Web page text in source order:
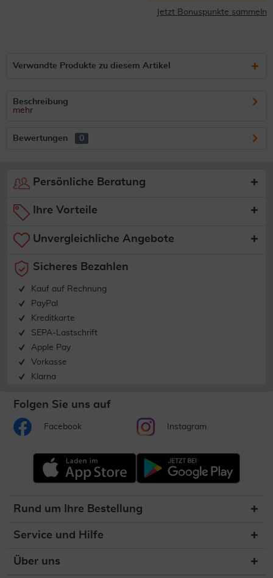
Jetzt Bonuspunkte sammeln
Verwandte Produkte zu diesem Artikel
Beschreibung
mehr
Bewertungen 0
Persönliche Beratung
Ihre Vorteile
Unvergleichliche Angebote
Sicheres Bezahlen
Kauf auf Rechnung
PayPal
Kreditkarte
SEPA-Lastschrift
Apple Pay
Vorkasse
Klarna
Folgen Sie uns auf
Facebook Instagram
Rund um Ihre Bestellung
Service und Hilfe
Über uns